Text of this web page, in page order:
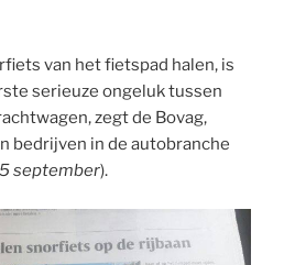
van het fietspad halen, is
serieuze ongeluk tussen
zegt de Bovag,
bedrijven in de autobranche
september).